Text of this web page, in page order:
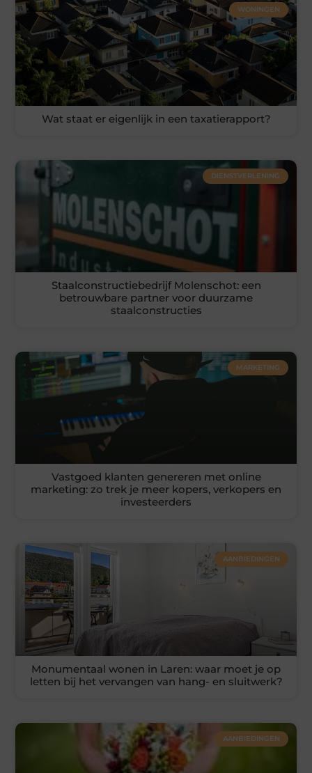
WONINGEN
Wat staat er eigenlijk in een taxatierapport?
DIENSTVERLENING
Staalconstructiebedrijf Molenschot: een
betrouwbare partner voor duurzame
staalconstructies
MARKETING
Vastgoed klanten genereren met online
marketing: zo trek je meer kopers, verkopers en
investeerders
AANBIEDINGEN
Monumentaal wonen in Laren: waar moet je op
letten bij het vervangen van hang- en sluitwerk?
AANBIEDINGEN